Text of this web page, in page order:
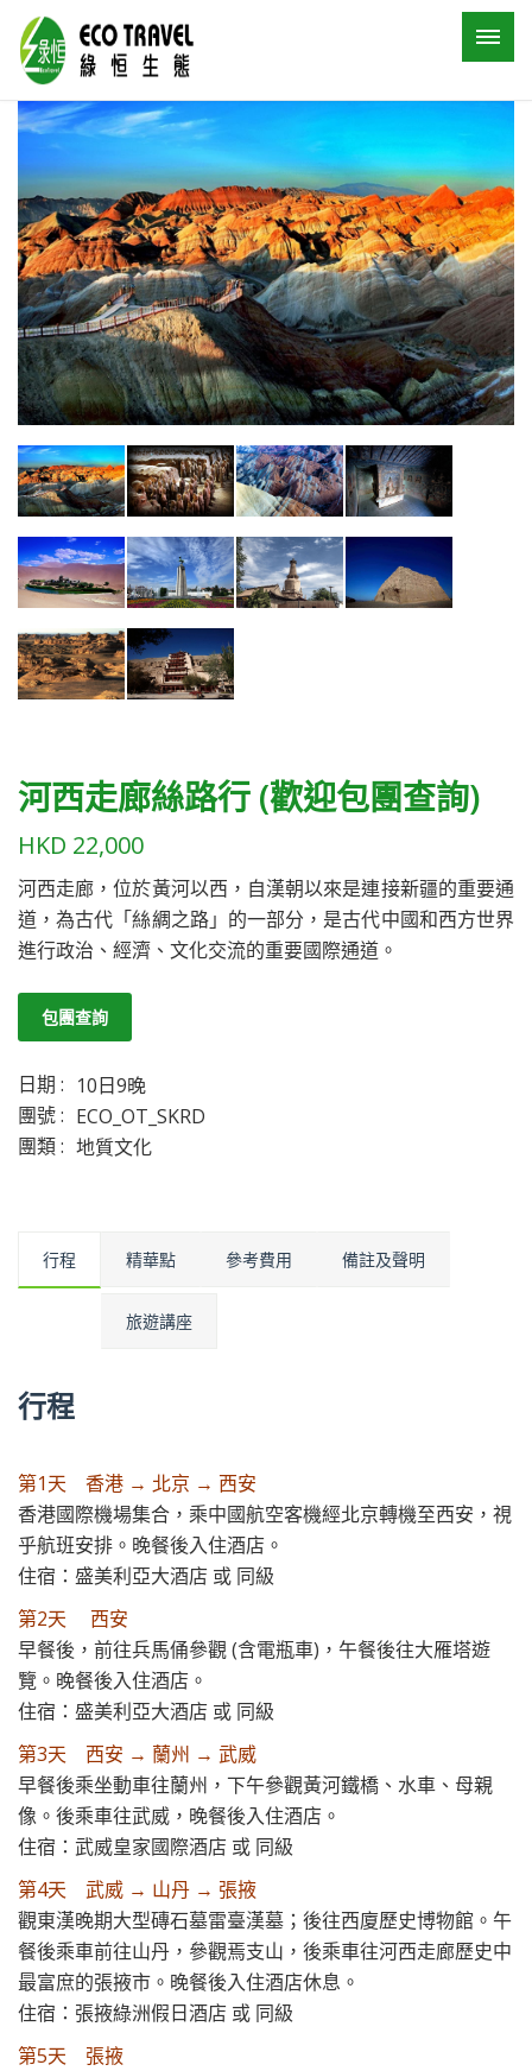
河西走廊絲路行 (歡迎包團查詢)
HKD 22,000
河西走廊，位於黃河以西，自漢朝以來是連接新疆的重要通
道，為古代「絲綢之路」的一部分，是古代中國和西方世界
進行政治、經濟、文化交流的重要國際通道。
包團查詢
日期 : 10日9晚
團號 : ECO_OT_SKRD
團類 : 地質文化
行程 精華點 參考費用 備註及聲明
旅遊講座
行程
第1天 香港 → 北京 → 西安
香港國際機場集合，乘中國航空客機經北京轉機至西安，視
乎航班安排。晚餐後入住酒店。
住宿：盛美利亞大酒店 或 同級
第2天 西安
早餐後，前往兵馬俑參觀 (含電瓶車)，午餐後往大雁塔遊
覽。晚餐後入住酒店。
住宿：盛美利亞大酒店 或 同級
第3天 西安 → 蘭州 → 武威
早餐後乘坐動車往蘭州，下午參觀黃河鐵橋、水車、母親
像。後乘車往武威，晚餐後入住酒店。
住宿：武威皇家國際酒店 或 同級
第4天 武威 → 山丹 → 張掖
觀東漢晚期大型磚石墓雷臺漢墓；後往西廈歷史博物館。午
餐後乘車前往山丹，參觀焉支山，後乘車往河西走廊歷史中
最富庶的張掖市。晚餐後入住酒店休息。
住宿：張掖綠洲假日酒店 或 同級
第5天 張掖